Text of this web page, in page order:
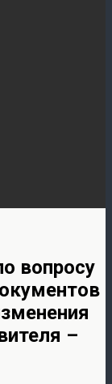
вопросу
–